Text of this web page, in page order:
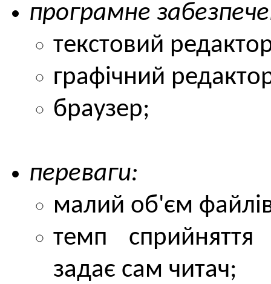
програмне
текстовий
графічний
браузер;
переваги:
малий об'єм
темп
задає сам читач;